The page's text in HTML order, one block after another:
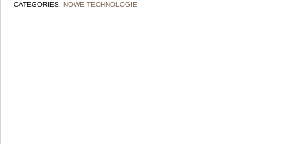
CATEGORIES: NOWE TECHNOLOGIE